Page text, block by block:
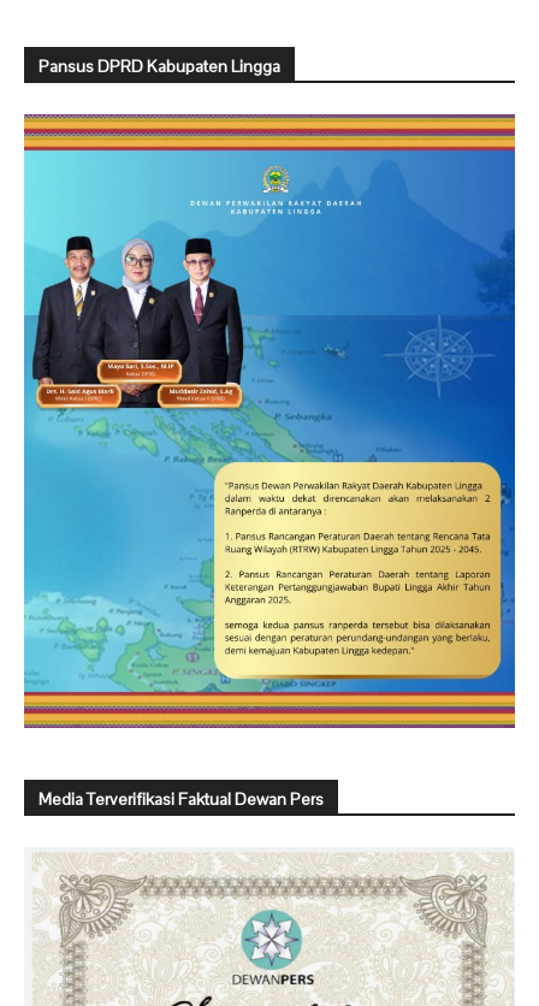
Pansus DPRD Kabupaten Lingga
Media Terverifikasi Faktual Dewan Pers